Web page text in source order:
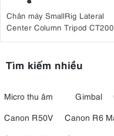
Chân máy SmallRig Lateral
Center Column Tripod CT200
Tìm kiếm nhiều
Micro thu âm Gimbal
Canon R50V
Canon R6